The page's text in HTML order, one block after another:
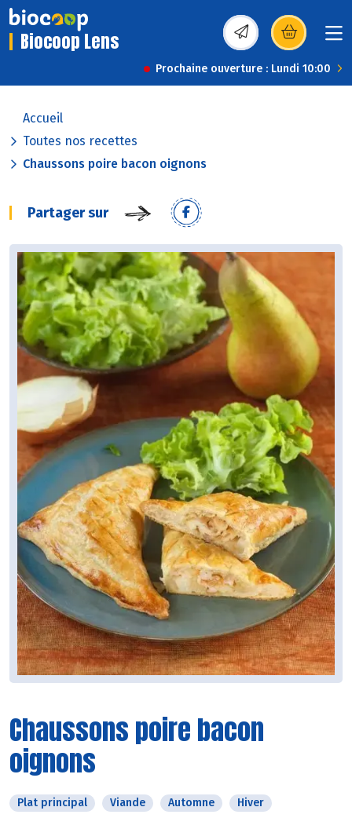
Biocoop Lens (s’ouvre dans une
Prochaine ouverture : Lundi 10:00
Accueil
Toutes nos recettes
Chaussons poire bacon oignons
Partager sur
Chaussons poire bacon
oignons
Plat principal Viande Automne Hiver